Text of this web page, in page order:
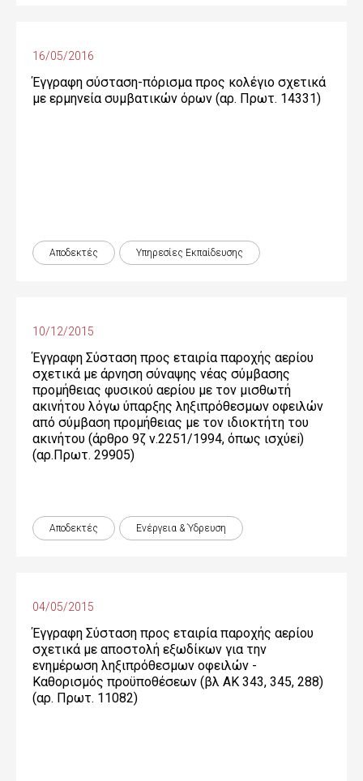
16/05/2016
Έγγραφη σύσταση-πόρισμα προς κολέγιο σχετικά
με ερμηνεία συμβατικών όρων (αρ. Πρωτ. 14331)
Αποδεκτές Υπηρεσίες Εκπαίδευσης
10/12/2015
Έγγραφη Σύσταση προς εταιρία παροχής αερίου
σχετικά με άρνηση σύναψης νέας σύμβασης
προμήθειας φυσικού αερίου με τον μισθωτή
ακινήτου λόγω ύπαρξης ληξιπρόθεσμων οφειλών
από σύμβαση προμήθειας με τον ιδιοκτήτη του
ακινήτου (άρθρο 9ζ ν.2251/1994, όπως ισχύεi)
(αρ.Πρωτ. 29905)
Αποδεκτές Ενέργεια & Ύδρευση
04/05/2015
Έγγραφη Σύσταση προς εταιρία παροχής αερίου
σχετικά με αποστολή εξωδίκων για την
ενημέρωση ληξιπρόθεσμων οφειλών -
Καθορισμός προϋποθέσεων (βλ ΑΚ 343, 345, 288)
(αρ. Πρωτ. 11082)